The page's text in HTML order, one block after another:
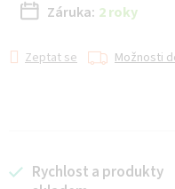
Záruka: 2 roky
Zeptat se Možnosti
Rychlost a produkty